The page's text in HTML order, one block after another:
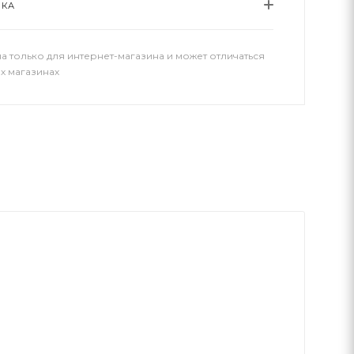
только для интернет-магазина и может отличаться
магазинах